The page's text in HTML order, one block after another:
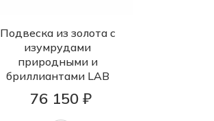
Подвеска из золота с
изумрудами
природными и
бриллиантами LAB
76 150 ₽